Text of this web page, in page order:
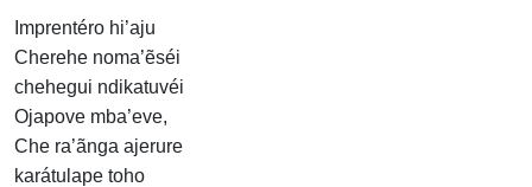
Imprentéro hi’aju
Cherehe noma’ẽséi
chehegui ndikatuvéi
Ojapove mba’eve,
Che ra’ãnga ajerure
karátulape toho